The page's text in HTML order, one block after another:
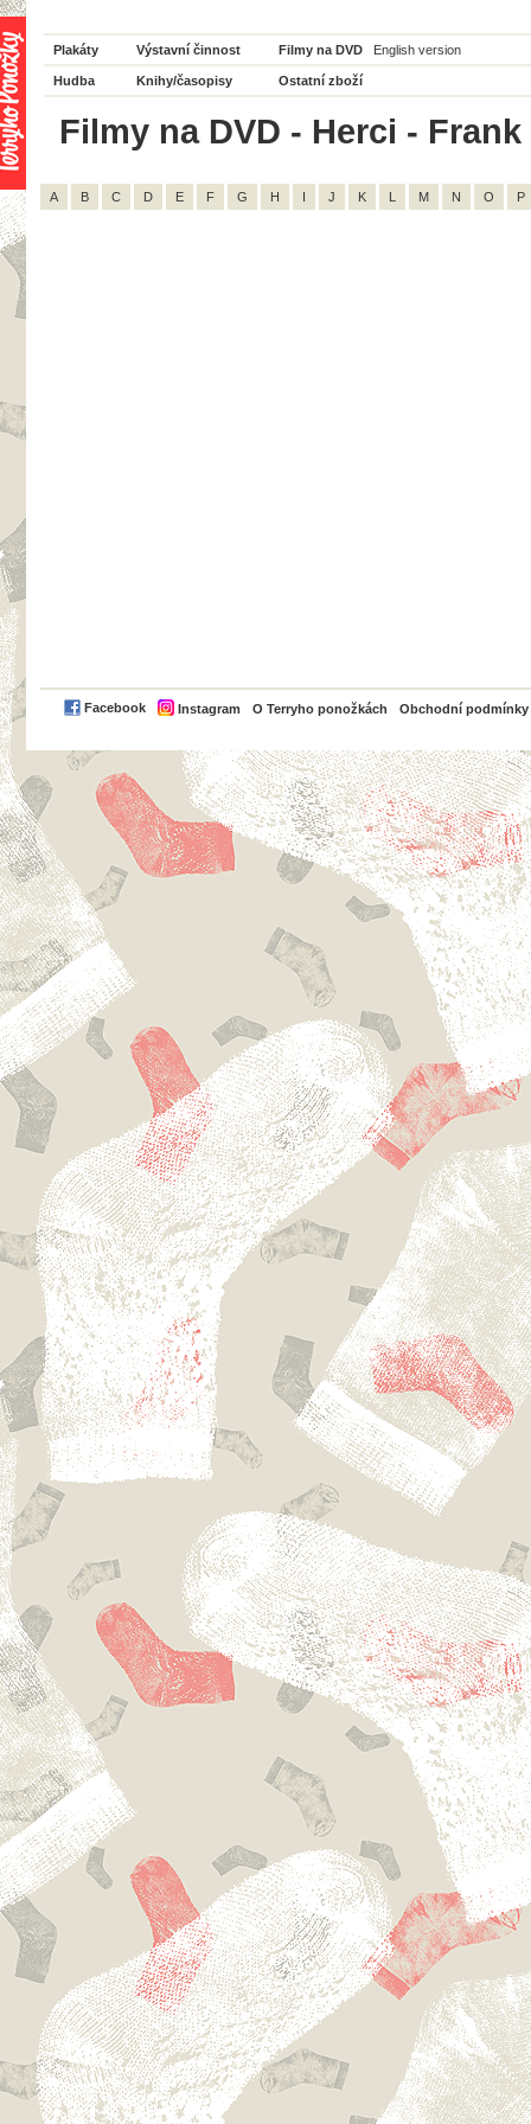
Plakáty Výstavní činnost Filmy na DVD English version
Hudba Knihy/časopisy Ostatní zboží
Filmy na DVD - Herci -
A B C D E F G H I J K L M N O P
Facebook Instagram O Terryho ponožkách Obchodní podmínky
PayPal